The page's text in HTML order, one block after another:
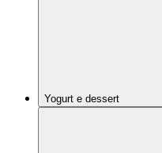
Yogurt e dessert